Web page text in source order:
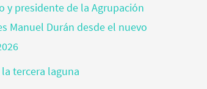
y presidente de la Agrupación
Manuel Durán desde el nuevo
tercera laguna